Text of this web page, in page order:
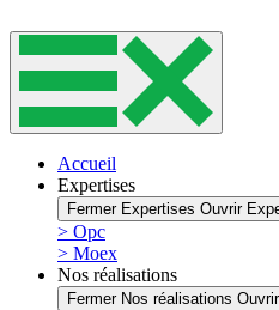
Accueil
Expertises
Fermer Expertises Ouvrir
> Opc
> Moex
Nos réalisations
Fermer Nos réalisations